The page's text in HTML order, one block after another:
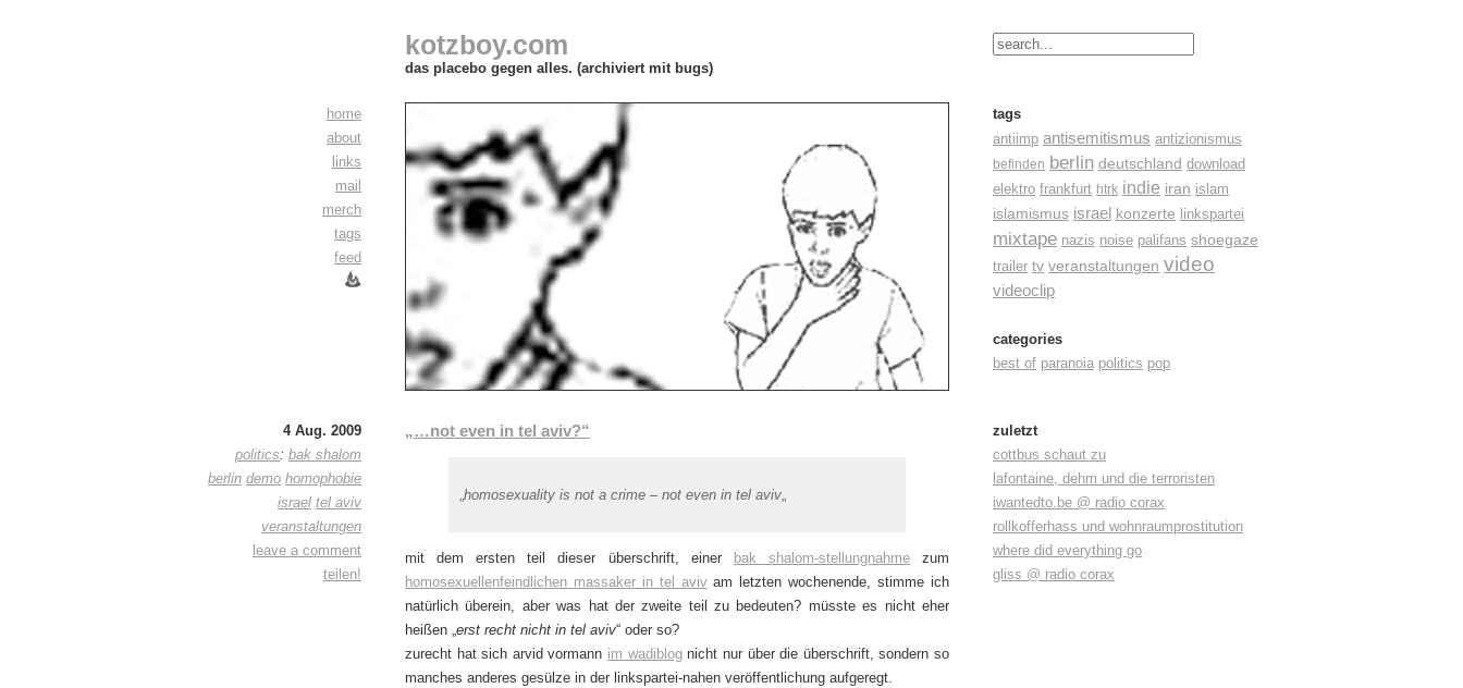
kotzboy.com
das placebo gegen alles. (archiviert mit bugs)
home
about
links
mail
merch
tags
feed
tags
antiimp antisemitismus antizionismus
befinden berlin deutschland download
elektro frankfurt htrk indie iran islam
islamismus israel konzerte linkspartei
mixtape nazis noise palifans shoegaze
trailer tv veranstaltungen video
videoclip
categories
best of paranoia politics pop
4 Aug. 2009
politics: bak shalom
berlin demo homophobie
israel tel aviv
veranstaltungen
leave a comment
teilen!
„…not even in tel aviv?“
homosexuality is not a crime – not even in tel aviv
mit dem ersten teil dieser überschrift, einer bak shalom-stellungnahmezum
homosexuellenfeindlichen massaker in tel avivam letzten wochenende, stimme ich
natürlich überein, aber was hat der zweite teil zu bedeuten? müsste es nicht eher
heißen „erst recht nicht in tel aviv“ oder so?
zurecht hat sich arvid vormann im wadiblognicht nur über die überschrift, sondern so
manches anderes gesülze in der linkspartei-nahen veröffentlichung aufgeregt.
zuletzt
cottbus schaut zu
lafontaine, dehm und die terroristen
iwantedto.be @ radio corax
rollkofferhass und wohnraumprostitution
where did everything go
gliss @ radio corax